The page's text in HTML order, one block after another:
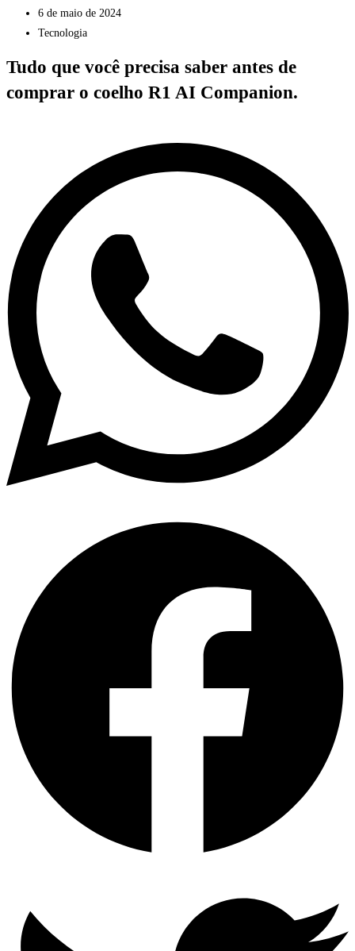
6 de maio de 2024
Tecnologia
Tudo que você precisa saber antes de
comprar o coelho R1 AI Companion.